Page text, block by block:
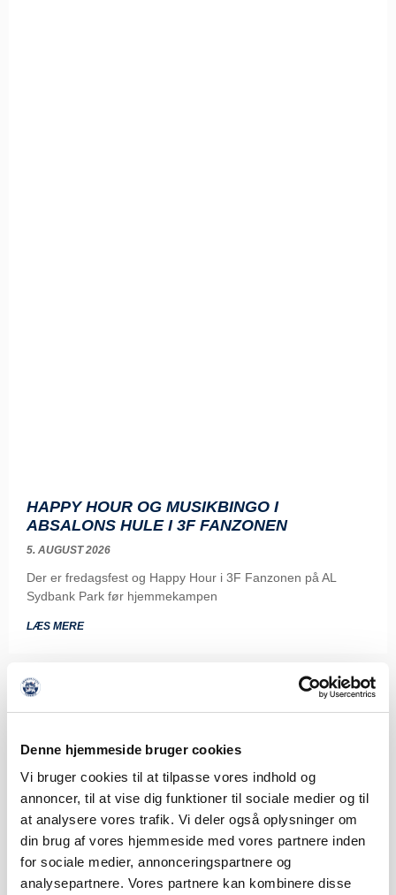
Denne hjemmeside bruger cookies
Vi bruger cookies til at tilpasse vores indhold og
annoncer, til at vise dig funktioner til sociale medier og til
at analysere vores trafik. Vi deler også oplysninger om
din brug af vores hjemmeside med vores partnere inden
for sociale medier, annonceringspartnere og
analysepartnere. Vores partnere kan kombinere disse
HAPPY HOUR OG MUSIKBINGO I
ABSALONS HULE I 3F FANZONEN
5. AUGUST 2026
Der er fredagsfest og Happy Hour i 3F Fanzonen på AL
Sydbank Park før hjemmekampen
LÆS MERE